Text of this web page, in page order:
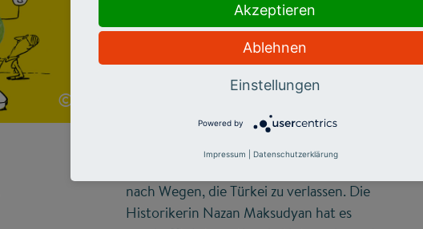
©
CHANCENGERECHTIGKEIT
Türkei - Wenn
Forscher zu
Flüchtlingen werden
nach Wegen, die Türkei zu verlassen. Die
Historikerin Nazan Maksudyan hat es
Akzeptieren
Ablehnen
Einstellungen
Powered by
Impressum Datenschutzerklärung